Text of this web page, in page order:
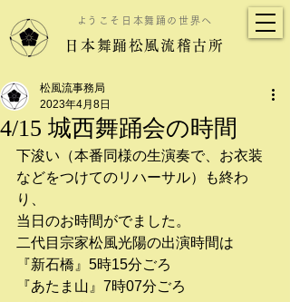
日本舞踊松風流稽古所
​ようこそ日本舞踊の世界へ
4/15 城西舞踊会の時間
松風流事務局
2023年4月8日
下浚い（本番同様の生演奏で、お衣装
などをつけてのリハーサル）も終わ
り、
当日のお時間がでました。
二代目宗家松風光陽の出演時間は
『新石橋』5時15分ごろ
『あたま山』7時07分ごろ